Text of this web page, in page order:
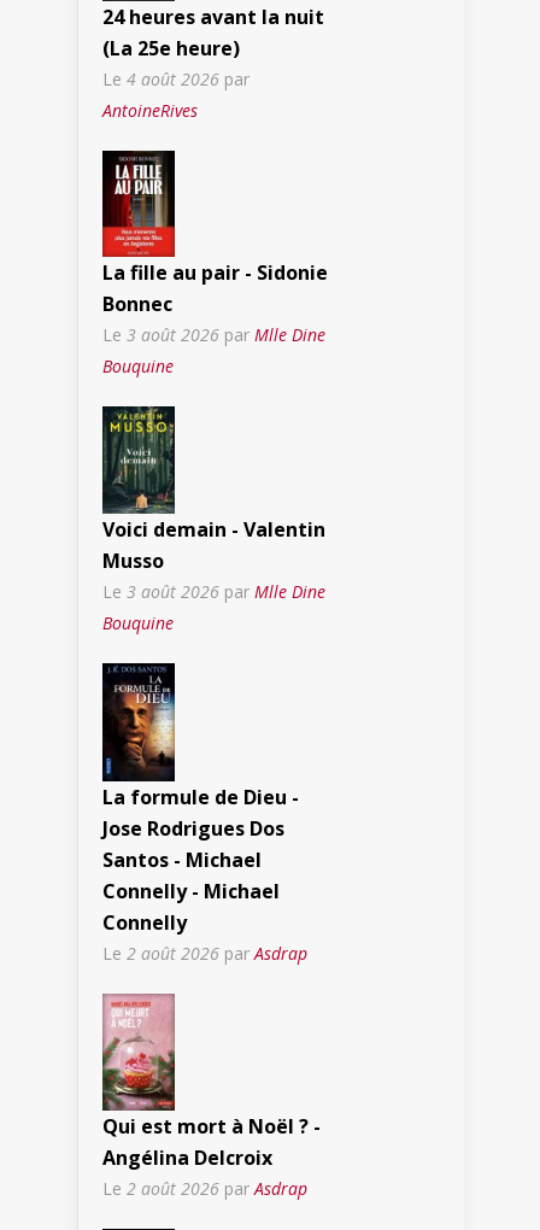
24 heures avant la nuit
(La 25e heure)
Le 4 août 2026 par
AntoineRives
La fille au pair - Sidonie
Bonnec
Le 3 août 2026 par Mlle Dine
Bouquine
Voici demain - Valentin
Musso
Le 3 août 2026 par Mlle Dine
Bouquine
La formule de Dieu -
Jose Rodrigues Dos
Santos - Michael
Connelly - Michael
Connelly
Le 2 août 2026 parAsdrap
Qui est mort à Noël ? -
Angélina Delcroix
Le 2 août 2026 parAsdrap